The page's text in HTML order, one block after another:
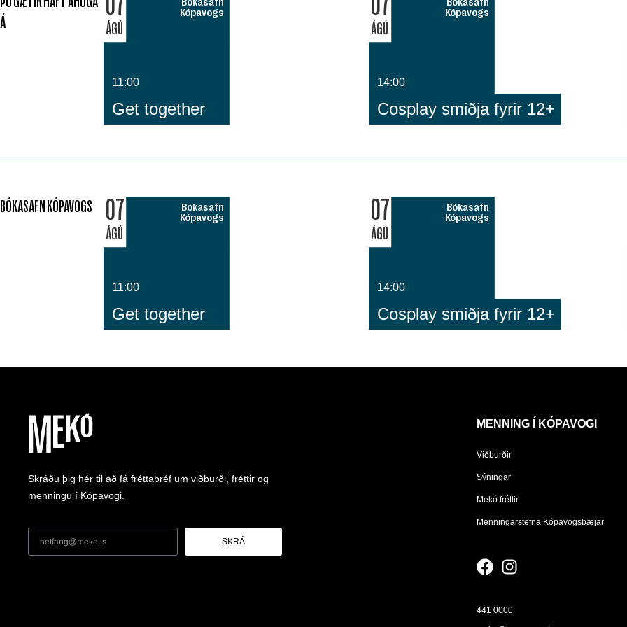
Á
ÁGÚ
Kópavogs
11:00
Get together
ÁGÚ
Kópavogs
14:00
Cosplay smiðja fyrir 12+
BÓKASAFN KÓPAVOGS 07
ÁGÚ
Bókasafn
Kópavogs
11:00
Get together
07
ÁGÚ
Bókasafn
Kópavogs
14:00
Cosplay smiðja fyrir 12+
Skráðu þig hér til að fá fréttabréf um viðburði, fréttir og
menningu í Kópavogi.
SKRÁ
MENNING Í KÓPAVOGI
Viðburðir
Sýningar
Mekó fréttir
Menningarstefna Kópavogsbæjar
441 0000